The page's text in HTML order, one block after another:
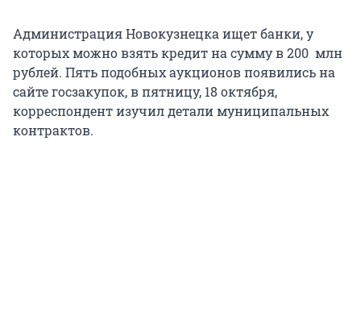
Администрация Новокузнецка ищет банки, у
которых можно взять кредит на сумму в 200 млн
рублей. Пять подобных аукционов появились на
сайте госзакупок, в пятницу, 18 октября,
корреспондент изучил детали муниципальных
контрактов.